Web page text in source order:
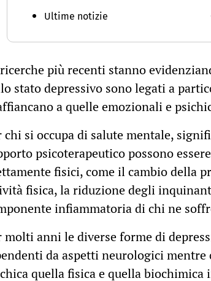
Ultime notizie
più recenti stanno
stato depressivo sono legati a
a quelle emozionali e
chi si occupa di salute mentale,
psicoterapeutico possono
fisici, come il cambio della
fisica, la riduzione degli
infiammatoria di chi ne
molti anni le diverse forme di
da aspetti neurologici mentre
quella fisica e quella